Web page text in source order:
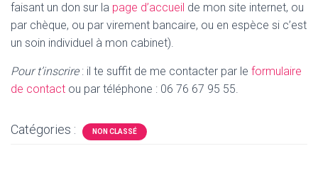
faisant un don sur la page d’accueil de mon site internet, ou
par chèque, ou par virement bancaire, ou en espèce si c’est
un soin individuel à mon cabinet).
Pour t’inscrire: il te suffit de me contacter par le formulaire
de contact ou par téléphone : 06 76 67 95 55.
Catégories : NON CLASSÉ